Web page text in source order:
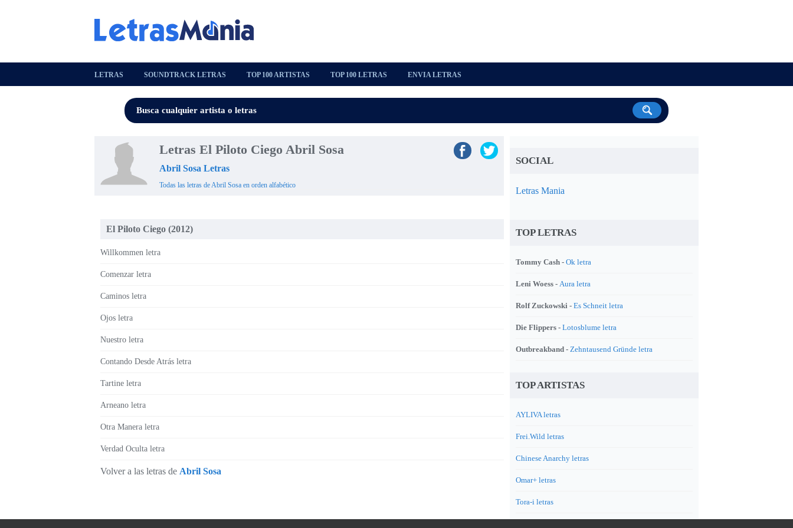
LETRAS SOUNDTRACK LETRAS TOP 100 ARTISTAS TOP 100 LETRAS ENVIA LETRAS
Letras El Piloto Ciego Abril Sosa
Abril Sosa Letras
Todas las letras de Abril Sosa en orden alfabético
El Piloto Ciego (2012)
Willkommen letra
Comenzar letra
Caminos letra
Ojos letra
Nuestro letra
Contando Desde Atrás letra
Tartine letra
Arneano letra
Otra Manera letra
Verdad Oculta letra
Volver a las letras de Abril Sosa
SOCIAL
Letras Mania
TOP LETRAS
Tommy Cash - Ok letra
Leni Woess - Aura letra
Rolf Zuckowski - Es Schneit letra
Die Flippers - Lotosblume letra
Outbreakband - Zehntausend Gründe letra
TOP ARTISTAS
AYLIVA letras
Frei.Wild letras
Chinese Anarchy letras
Omar+ letras
Tora-i letras